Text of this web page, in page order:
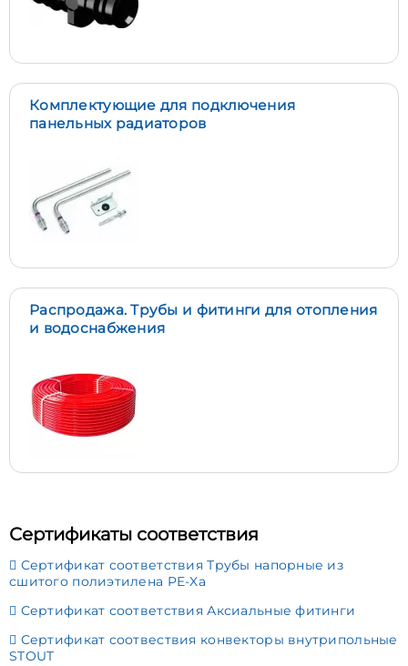
Комплектующие для подключения
панельных радиаторов
Распродажа. Трубы и фитинги для отопления
и водоснабжения
Сертификаты соответствия
Сертификат соответствия Трубы напорные из
сшитого полиэтилена PE-Xа
Сертификат соответствия Аксиальные фитинги
Сертификат соотвествия конвекторы внутрипольные
STOUT